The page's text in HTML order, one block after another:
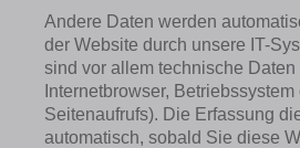
Andere Daten werden
der Website durch unsere IT-
sind vor allem technische Daten
Internetbrowser,
Seitenaufrufs). Die Erfassung
automatisch, sobald Sie diese